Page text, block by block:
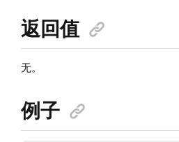
返回值
无。
例子